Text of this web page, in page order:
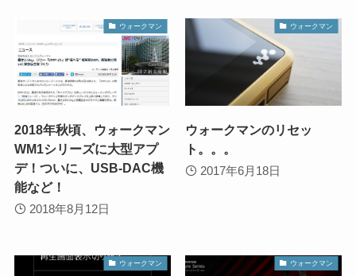
ウォークマン
2018年秋頃、ウォークマン
WM1シリーズに大型アプ
デ！ついに、USB-DAC機
能など！
2018年8月12日
ウォークマン
ウォークマンのリセッ
ト。。。
2017年6月18日
ウォークマン ウォークマン